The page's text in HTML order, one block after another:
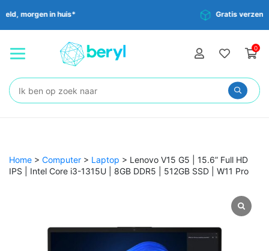
Gratis verzending vanaf €35,-
0
Zoeken:
Home > Computer > Laptop > Lenovo V15 G5 | 15.6” Full HD
IPS | Intel Core i3-1315U | 8GB DDR5 | 512GB SSD | W11 Pro